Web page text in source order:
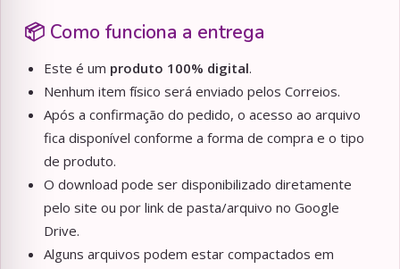
📦 Como funciona a entrega
Este é um produto 100% digital.
Nenhum item físico será enviado pelos Correios.
Após a confirmação do pedido, o acesso ao arquivo
fica disponível conforme a forma de compra e o tipo
de produto.
O download pode ser disponibilizado diretamente
pelo site ou por link de pasta/arquivo no Google
Drive.
Alguns arquivos podem estar compactados em